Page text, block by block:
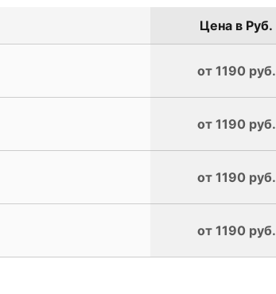
Цена в Руб.
от 1190 руб.
от 1190 руб.
от 1190 руб.
от 1190 руб.